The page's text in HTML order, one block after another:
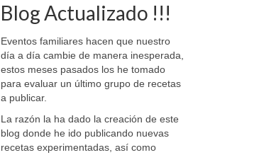
Blog Actualizado !!!
Eventos familiares hacen que nuestro
día a día cambie de manera inesperada,
estos meses pasados los he tomado
para evaluar un último grupo de recetas
a publicar.
La razón la ha dado la creación de este
blog donde he ido publicando nuevas
recetas experimentadas, así como